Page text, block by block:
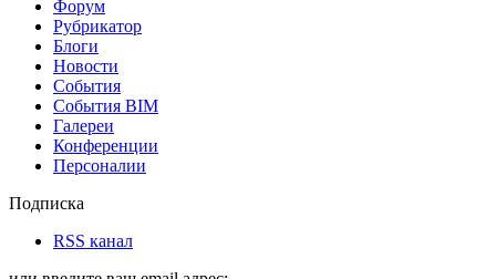
Форум
Рубрикатор
Блоги
Новости
События
События BIM
Галереи
Конференции
Персоналии
Подписка
RSS канал